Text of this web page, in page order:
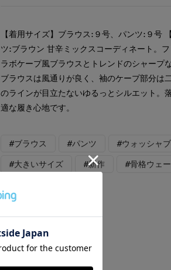
【着用サイズ】ブラウス:９号、パンツ:９号
ツ:ブラウン 甘辛ミックスコーディネート。
ラボケープ風ブラウスとトレンドのシャープ
ブラウスは風通りが良く、袖のケープ部分は
のラインが目立たないゆるっとシルエット。
適な履き心地です。
#ブラウス #パンツ #ウォッシャ
#大きいサイズ #新作 #骨格ウェ